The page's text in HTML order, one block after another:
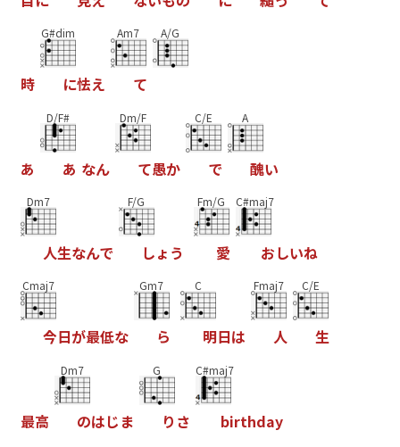
時
G#dim
に怯え
Am7
て
A/G
あ
D/F#
あ なん
Dm/F
て愚か
C/E
で
A
醜い
Dm7
人生なんで
F/G
しょ う
Fm/G
愛
C#maj7
おしいね
Cmaj7
今日が最低な
Gm7
ら
C
明日は
Fmaj7
人
C/E
生
最高
Dm7
のはじ ま
G
り さ
C#maj7
birthday